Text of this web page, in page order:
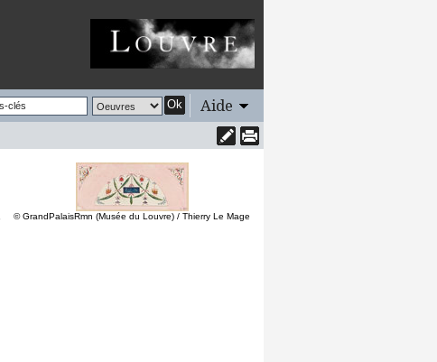
Ok Aide
© GrandPalaisRmn (Musée du Louvre) / Thierry Le Mage